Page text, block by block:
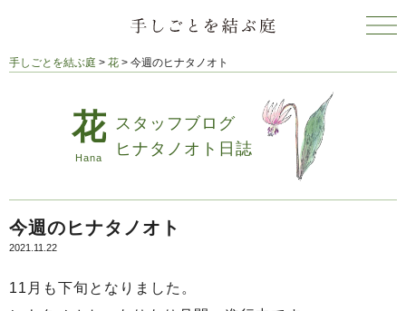
手しごとを結ぶ庭 > 花 > 今週のヒナタノオト
スタッフブログ
ヒナタノオト日誌
今週のヒナタノオト
2021.11.22
11月も下旬となりました。